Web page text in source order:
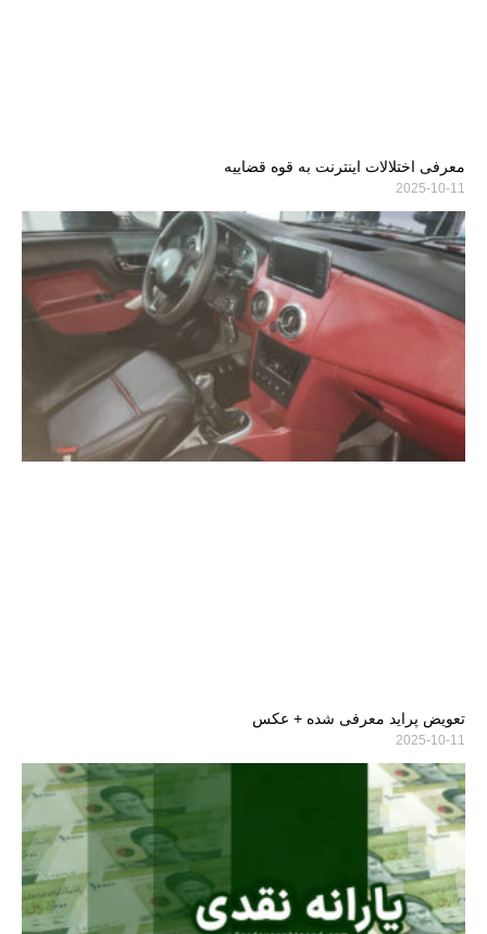
معرفی اختلالات اینترنت به قوه قضاییه
2025-10-11
تعویض پراید معرفی شده + عکس
2025-10-11